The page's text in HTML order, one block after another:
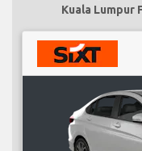
Kuala Lumpur